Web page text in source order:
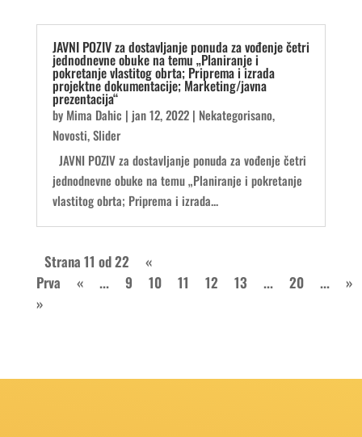
JAVNI POZIV za dostavljanje ponuda za vođenje četri
jednodnevne obuke na temu „Planiranje i
pokretanje vlastitog obrta; Priprema i izrada
projektne dokumentacije; Marketing/javna
prezentacija“
by Mima Dahic | jan 12, 2022| Nekategorisano,
Novosti,Slider
JAVNI POZIV za dostavljanje ponuda za vođenje četri
jednodnevne obuke na temu „Planiranje i pokretanje
vlastitog obrta; Priprema i izrada...
Strana 11 od 22
«
Prva
« ... 9 10 11 12 13 ... 20 ...
»
»